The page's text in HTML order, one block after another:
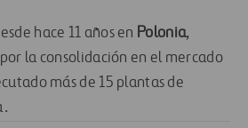
hace 11 años en Polonia,
la consolidación en el mercado
más de 15 plantas de